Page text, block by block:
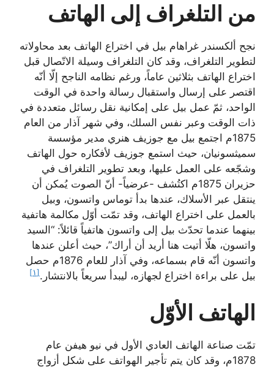
من التلغراف إلى الهاتف
نجح ألكسندر غراهام بيل في اختراع الهاتف بعد محاولاته
لتطوير التلغراف، وقد كان التلغراف وسيلة الاتّصال قبل
اختراع الهاتف بثلاثين عاماً، ورغم نظامه الناجح إلّا أنّه
اقتصر على إرسال واستقبال رسالة واحدة في الوقت
الواحد، ثمّ عمل بيل على إمكانية نقل رسائل متعددة في
ذات الوقت وعبر نفس السلك، وفي شهر آذار من العام
1875م اجتمع بيل مع جوزيف هنري مدير مؤسسة
سميثسونيان، حيث استمع جوزيف لأفكاره حول الهاتف
وشجّعه على العمل عليها، وبعد تطوير التلغراف في
حزيران 1875م اكتُشف -عرضياً- أنّ الصوت يُمكن أن
ينتقل عبر الأسلاك، عندها بدأ توماس واتسون، وبيل
بالعمل على اختراع الهاتف، وقد تمّت أوّل مكالمة هاتفية
بينهما عندما تحدّث بيل إلى واتسون هاتفياً قائلاً: “السيد
واتسون، هلّا أتيت هنا أريد أن أراك”، حيث أعلن عندها
واتسون أنّه قام بسماعه، وفي آذار للعام 1876م حصل
بيل على براءة اختراع لجهازه، ليبدأ سريعاً بالانتشار. [١]
الهاتف الأوّل
تمّت صناعة الهاتف العادي الأول في نيو هيفن عام
1878م، وقد كان يتم تأجير الهواتف على شكل أزواج